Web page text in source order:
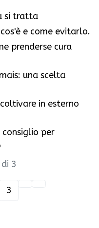
si tratta
e come evitarlo.
prenderse cura
una scelta
in esterno
per
3
3